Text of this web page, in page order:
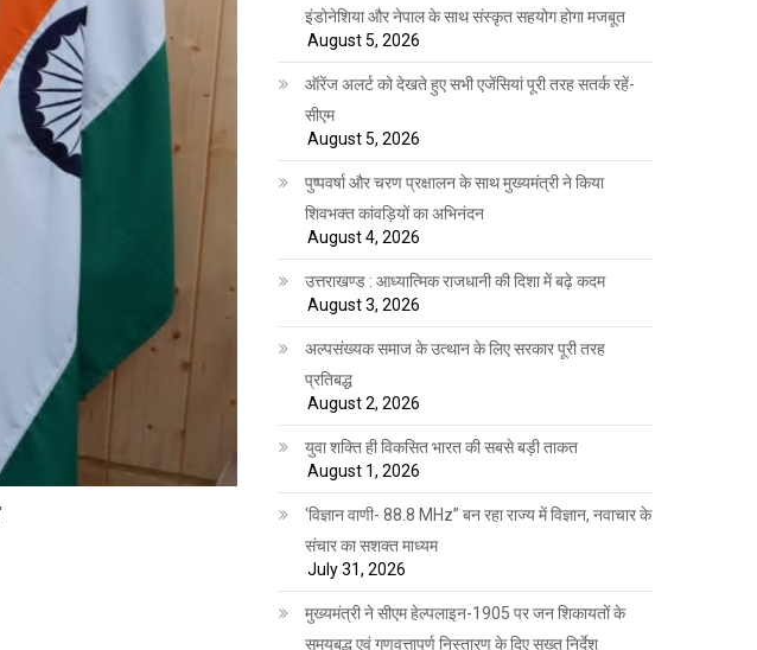
इंडोनेशिया और नेपाल के साथ संस्कृत सहयोग होगा मजबूत
August 5, 2026
ऑरेंज अलर्ट को देखते हुए सभी एजेंसियां पूरी तरह सतर्क रहें-
सीएम
August 5, 2026
पुष्पवर्षा और चरण प्रक्षालन के साथ मुख्यमंत्री ने किया
शिवभक्त कांवड़ियों का अभिनंदन
August 4, 2026
उत्तराखण्ड : आध्यात्मिक राजधानी की दिशा में बढ़े कदम
August 3, 2026
अल्पसंख्यक समाज के उत्थान के लिए सरकार पूरी तरह
प्रतिबद्ध
August 2, 2026
युवा शक्ति ही विकसित भारत की सबसे बड़ी ताकत
August 1, 2026
‘विज्ञान वाणी- 88.8 MHz” बन रहा राज्य में विज्ञान, नवाचार के
संचार का सशक्त माध्यम
July 31, 2026
मुख्यमंत्री ने सीएम हेल्पलाइन-1905 पर जन शिकायतों के
समयबद्ध एवं गुणवत्तापूर्ण निस्तारण के दिए सख्त निर्देश